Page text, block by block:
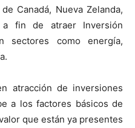
Canadá, Nueva Zelanda,
a fin de atraer Inversión
sectores como energía,
atracción de inversiones
a los factores básicos de
que están ya presentes